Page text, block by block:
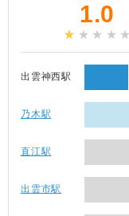
1.0
出雲神西駅
乃木駅
直江駅
出雲市駅